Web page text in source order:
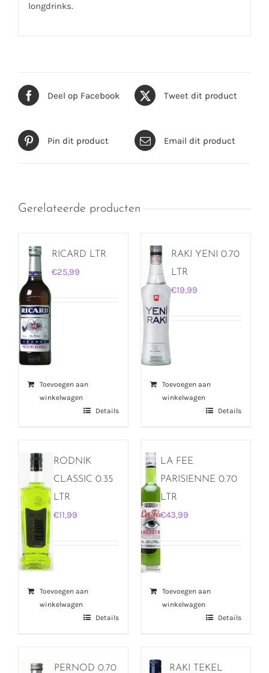
longdrinks.
Deel op Facebook Tweet dit product
Pin dit product Email dit product
Gerelateerde producten
RICARD LTR
€25,99
Toevoegen aan
winkelwagen
Details
RAKI YENI 0.70
LTR
€19,99
Toevoegen aan
winkelwagen
Details
RODNIK
CLASSIC 0.35
LTR
€11,99
Toevoegen aan
winkelwagen
Details
LA FEE
PARISIENNE 0.70
LTR
€43,99
Toevoegen aan
winkelwagen
Details
PERNOD 0.70
RAKI TEKEL